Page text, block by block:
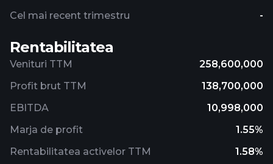
Cel mai recent trimestru
-
Rentabilitatea
Venituri TTM
258,600,000
Profit brut TTM
138,700,000
EBITDA
10,998,000
Marja de profit
1.55%
Rentabilitatea activelor TTM
1.58%